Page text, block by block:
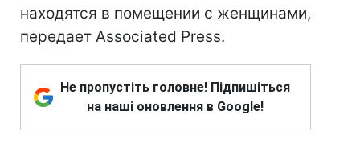
находятся в помещении с женщинами,
передает Associated Press.
Не пропустіть головне! Підпишіться
на наші оновлення в Google!